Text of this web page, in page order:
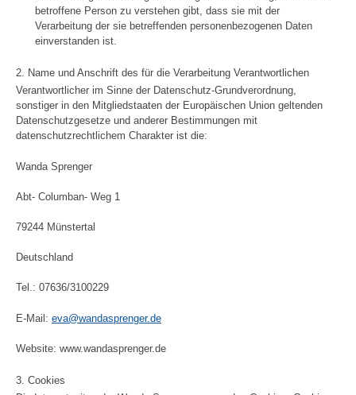
betroffene Person zu verstehen gibt, dass sie mit der
Verarbeitung der sie betreffenden personenbezogenen Daten
einverstanden ist.
2. Name und Anschrift des für die Verarbeitung Verantwortlichen
Verantwortlicher im Sinne der Datenschutz-Grundverordnung,
sonstiger in den Mitgliedstaaten der Europäischen Union geltenden
Datenschutzgesetze und anderer Bestimmungen mit
datenschutzrechtlichem Charakter ist die:
Wanda Sprenger
Abt- Columban- Weg 1
79244 Münstertal
Deutschland
Tel.: 07636/3100229
E-Mail: eva@wandasprenger.de
Website: www.wandasprenger.de
3. Cookies